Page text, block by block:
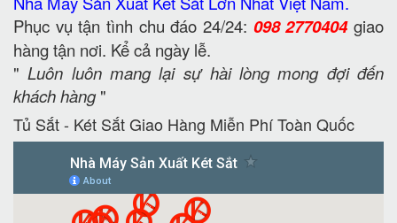
Phục vụ tận tình chu đáo 24/24: 098 2770404giao
hàng tận nơi. Kể cả ngày lễ.
"Luôn luôn mang lại sự hài lòng mong đợi đến
khách hàng"
Tủ Sắt - Két Sắt Giao Hàng Miễn Phí Toàn Quốc